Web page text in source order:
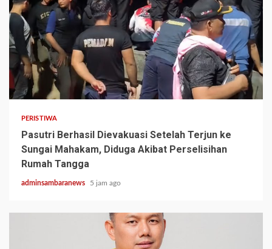
2 min read
PERISTIWA
Pasutri Berhasil Dievakuasi Setelah Terjun ke
Sungai Mahakam, Diduga Akibat Perselisihan
Rumah Tangga
adminsambaranews 5 jam ago